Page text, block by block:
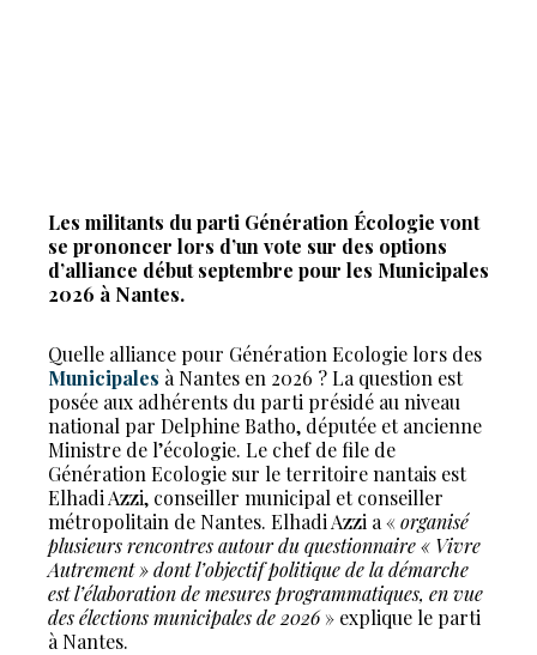
Les militants du parti Génération Écologie vont
se prononcer lors d’un vote sur des options
d’alliance début septembre pour les Municipales
2026 à Nantes.
Quelle alliance pour Génération Ecologie lors des
Municipales à Nantes en 2026 ? La question est
posée aux adhérents du parti présidé au niveau
national par Delphine Batho, députée et ancienne
Ministre de l’écologie. Le chef de file de
Génération Ecologie sur le territoire nantais est
Elhadi Azzi, conseiller municipal et conseiller
métropolitain de Nantes. Elhadi Azzi a «organisé
plusieurs rencontres autour du questionnaire « Vivre
Autrement » dont l’objectif politique de la démarche
est l’élaboration de mesures programmatiques, en vue
des élections municipales de 2026» explique le parti
à Nantes.